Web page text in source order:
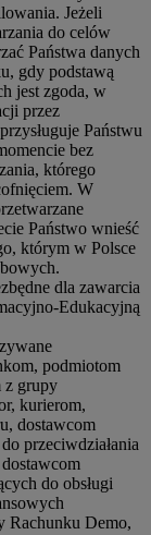
Jeżeli
do celów
Państwa danych
gdy podstawą
jest zgoda, w
przez
Państwu
bez
którego
W
Państwo wnieść
którym w Polsce
dla zawarcia
Edukacyjną
podmiotom
z grupy
kurierom,
dostawcom
przeciwdziałania
do obsługi
Rachunku Demo,